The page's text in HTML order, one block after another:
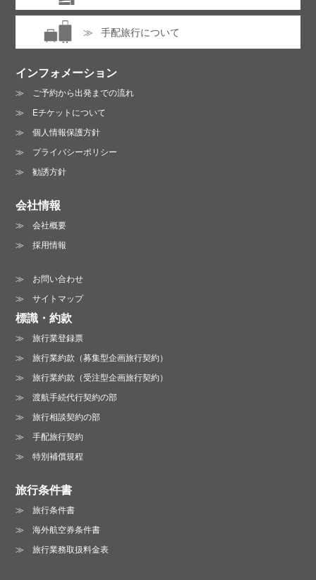
手配旅行について
インフォメーション
ご予約から出発までの流れ
Eチケットについて
個人情報保護方針
プライバシーポリシー
勧誘方針
会社情報
会社概要
採用情報
お問い合わせ
サイトマップ
標識・約款
旅行業登録票
旅行業約款（募集型企画旅行契約）
旅行業約款（受注型企画旅行契約）
渡航手続代行契約の部
旅行相談契約の部
手配旅行契約
特別補償規程
旅行条件書
旅行条件書
海外航空券条件書
旅行業務取扱料金表